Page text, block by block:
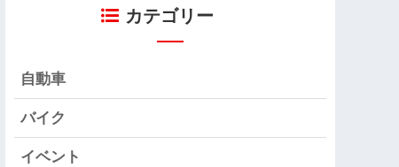
カテゴリー
自動車
バイク
イベント